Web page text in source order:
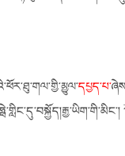
དཔྱད་པ་